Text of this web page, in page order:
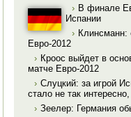
› В финале
Испании
› Клинсманн:
Евро-2012
› Кроос выйдет в
матче Евро-2012
› Слуцкий: за игрой
стало не так
› Зеелер: Германия